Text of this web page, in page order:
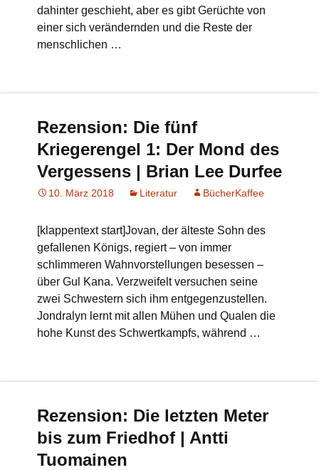
dahinter geschieht, aber es gibt Gerüchte von
einer sich verändernden und die Reste der
menschlichen …
Rezension: Die fünf
Kriegerengel 1: Der Mond des
Vergessens | Brian Lee Durfee
10. März 2018 Literatur BücherKaffee
[klappentext start]Jovan, der älteste Sohn des
gefallenen Königs, regiert – von immer
schlimmeren Wahnvorstellungen besessen –
über Gul Kana. Verzweifelt versuchen seine
zwei Schwestern sich ihm entgegenzustellen.
Jondralyn lernt mit allen Mühen und Qualen die
hohe Kunst des Schwertkampfs, während …
Rezension: Die letzten Meter
bis zum Friedhof | Antti
Tuomainen